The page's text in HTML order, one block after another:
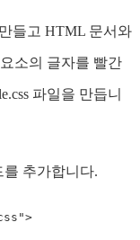
들고 HTML 문서와
소의 글자를 빨간
파일을 만듭니
추가합니다.
">